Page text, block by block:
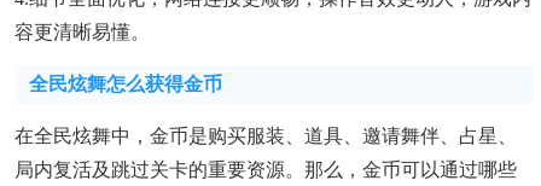
容更清晰易懂。
全民炫舞怎么获得金币
在全民炫舞中，金币是购买服装、道具、邀请舞伴、占星、
局内复活及跳过关卡的重要资源。那么，金币可以通过哪些